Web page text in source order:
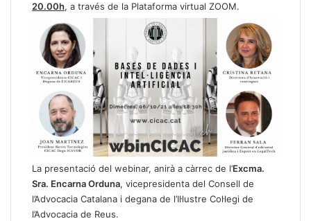
20.00h, a través de la Plataforma virtual ZOOM.
La presentació del webinar, anirà a càrrec de l’Excma.
Sra. Encarna Orduna, vicepresidenta del Consell de
l’Advocacia Catalana i degana de l’Il·lustre Col·legi de
l’Advocacia de Reus.